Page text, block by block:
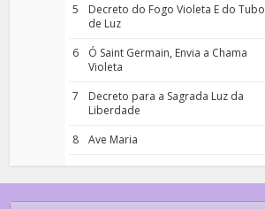
5
Decreto do Fogo Violeta E do Tubo
de Luz
6
Ó Saint Germain, Envia a Chama
Violeta
7
Decreto para a Sagrada Luz da
Liberdade
8
Ave Maria
9
Rosário da Criança
10 Decreto 50.03 – Diante da Vossa